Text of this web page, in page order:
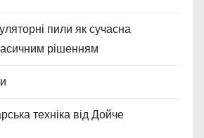
пили як сучасна
рішенням
техніка від Дойче